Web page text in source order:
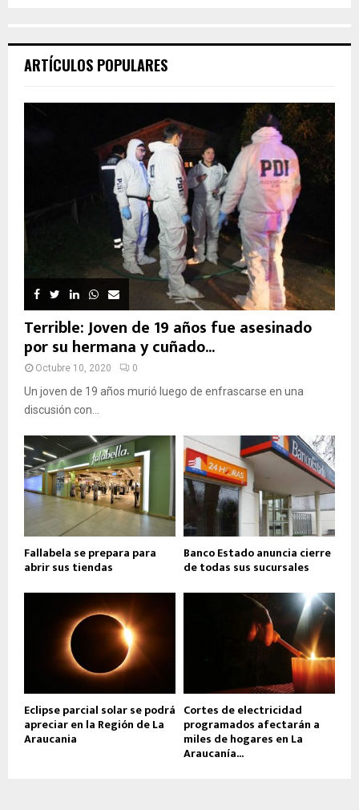
ARTÍCULOS POPULARES
Terrible: Joven de 19 años fue asesinado
por su hermana y cuñado...
Octubre 10, 2020 0
Un joven de 19 años murió luego de enfrascarse en una
discusión con...
Fallabela se prepara para
abrir sus tiendas
Banco Estado anuncia cierre
de todas sus sucursales
Eclipse parcial solar se podrá
apreciar en la Región de La
Araucania
Cortes de electricidad
programados afectarán a
miles de hogares en La
Araucanía...